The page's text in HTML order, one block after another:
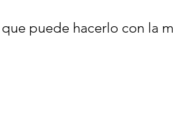
que puede hacerlo con la